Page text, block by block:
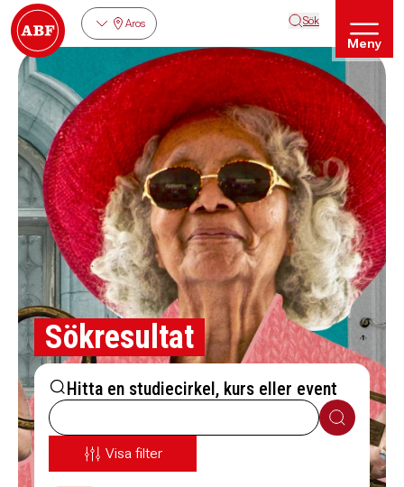
Aros Sök
Meny
Sökresultat
Hitta en studiecirkel, kurs eller event
Sök
Visa filter